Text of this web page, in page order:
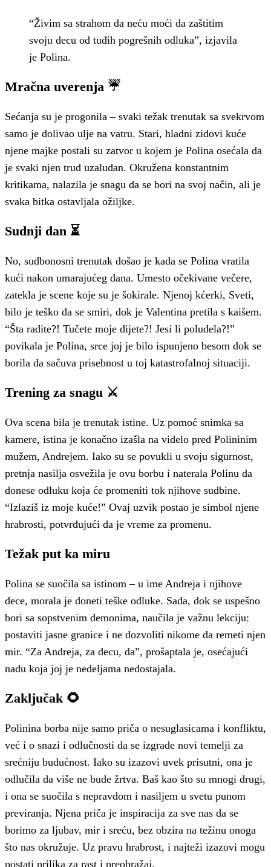
“Živim sa strahom da neću moći da zaštitim
svoju decu od tuđih pogrešnih odluka”, izjavila
je Polina.
Mračna uverenja ☔️
Sećanja su je progonila – svaki težak trenutak sa svekrvom
samo je dolivao ulje na vatru. Stari, hladni zidovi kuće
njene majke postali su zatvor u kojem je Polina osećala da
je svaki njen trud uzaludan. Okružena konstantnim
kritikama, nalazila je snagu da se bori na svoj način, ali je
svaka bitka ostavljala ožiljke.
Sudnji dan ⏳
No, sudbonosni trenutak došao je kada se Polina vratila
kući nakon umarajućeg dana. Umesto očekivane večere,
zatekla je scene koje su je šokirale. Njenoj kćerki, Sveti,
bilo je teško da se smiri, dok je Valentina pretila s kaišem.
“Šta radite?! Tučete moje dijete?! Jesi li poludela?!”
povikala je Polina, srce joj je bilo ispunjeno besom dok se
borila da sačuva prisebnost u toj katastrofalnoj situaciji.
Trening za snagu ⚔️
Ova scena bila je trenutak istine. Uz pomoć snimka sa
kamere, istina je konačno izašla na videlo pred Polininim
mužem, Andrejem. Iako su se povukli u svoju sigurnost,
pretnja nasilja osvežila je ovu borbu i naterala Polinu da
donese odluku koja će promeniti tok njihove sudbine.
“Izlaziš iz moje kuće!” Ovaj uzvik postao je simbol njene
hrabrosti, potvrđujući da je vreme za promenu.
Težak put ka miru
Polina se suočila sa istinom – u ime Andreja i njihove
dece, morala je doneti teške odluke. Sada, dok se uspešno
bori sa sopstvenim demonima, naučila je važnu lekciju:
postaviti jasne granice i ne dozvoliti nikome da remeti njen
mir. “Za Andreja, za decu, da”, prošaptala je, osećajući
nadu koja joj je nedeljama nedostajala.
Zaključak 🌻
Polinina borba nije samo priča o nesuglasicama i konfliktu,
već i o snazi i odlučnosti da se izgrade novi temelji za
srećniju budućnost. Iako su izazovi uvek prisutni, ona je
odlučila da više ne bude žrtva. Baš kao što su mnogi drugi,
i ona se suočila s nepravdom i nasiljem u svetu punom
previranja. Njena priča je inspiracija za sve nas da se
borimo za ljubav, mir i sreću, bez obzira na težinu onoga
što nas okružuje. Uz pravu hrabrost, i najteži izazovi mogu
postati prilika za rast i preobražaj.